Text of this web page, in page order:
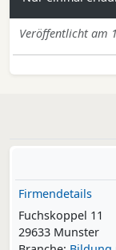
Veröffentlicht am
Firmendetails
Fuchskoppel 11
29633 Munster